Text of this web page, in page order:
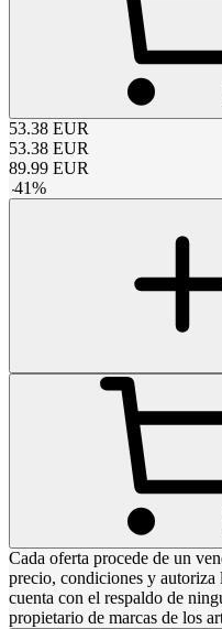
53.38 EUR
53.38 EUR
89.99 EUR
-41%
Cada oferta procede de un
precio, condiciones y
cuenta con el respaldo de
propietario de marcas de los